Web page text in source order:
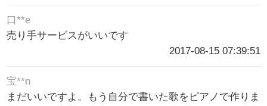
口**e
売り手サービスがいいです
2017-08-15 07:39:51
宝**n
まだいいですよ。もう自分で書いた歌をピアノで作りま